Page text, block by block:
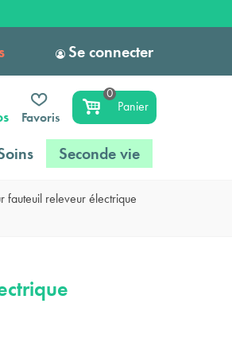
Se connecter
Favoris
0
Panier
Seconde vie
fauteuil releveur électrique